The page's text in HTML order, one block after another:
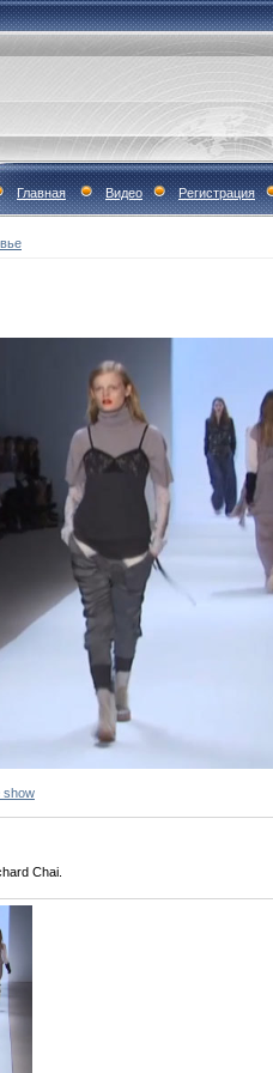
Главная Видео Регистрация
show
Chai.